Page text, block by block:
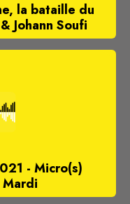
la bataille du
Johann Soufi
- Micro(s)